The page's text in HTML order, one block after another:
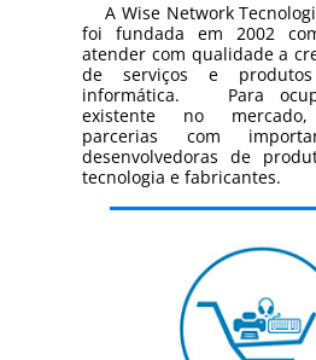
A Wise Network
foi fundada em 2002
atender com qualidade a
de serviços e
informática. Para
existente no mercado,
parcerias com
desenvolvedoras de
tecnologia e fabricantes.